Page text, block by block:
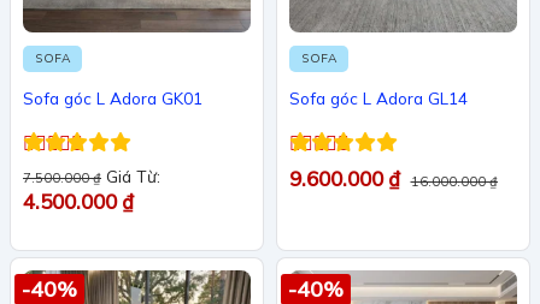
SOFA
Sofa góc L Adora GK01
Được xếp
hạng5 5 sao
7.500.000₫ Giá Từ:
4.500.000₫
SOFA
Sofa góc L Adora GL14
Được xếp
hạng55 sao
9.600.000₫ 16.000.000₫
-40% -40%